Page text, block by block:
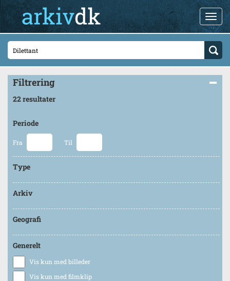
Filtrering
22 resultater
Periode
Fra Til
Type
Arkiv
Geografi
Generelt
Vis kun med billeder
Vis kun med filmklip